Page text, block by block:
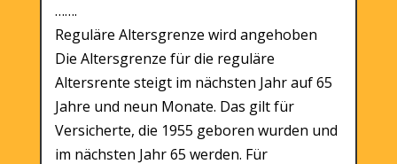
…….
Reguläre Altersgrenze wird angehoben
Die Altersgrenze für die reguläre
Altersrente steigt im nächsten Jahr auf 65
Jahre und neun Monate. Das gilt für
Versicherte, die 1955 geboren wurden und
im nächsten Jahr 65 werden. Für